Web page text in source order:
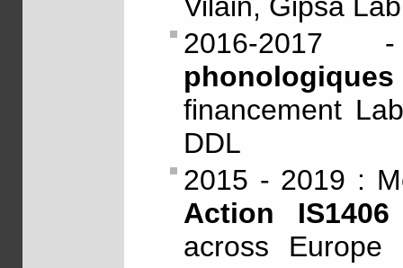
2016-
financement
DDL
2015 - 2019 :
Action
across